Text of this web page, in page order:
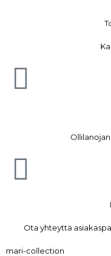
Ota yhteyttä
mari-collection